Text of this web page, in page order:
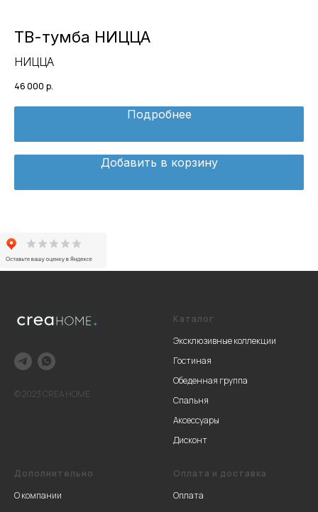
ТВ-тумба НИЦЦА
НИЦЦА
46 000 р.
Подробнее
Добавить в корзину
© 2023 CREA HOME
Каталог
Эксклюзивные коллекции
Гостиная
Обеденная группа
Спальня
Аксессуары
Дисконт
Дополнительно
О компании
Оплата и доставка
Оплата